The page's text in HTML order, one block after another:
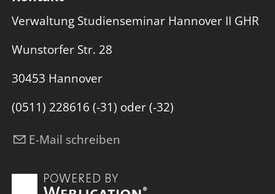
Verwaltung Studienseminar Hannover II GHR
Wunstorfer Str. 28
30453 Hannover
(0511) 228616 (-31) oder (-32)
E-Mail schreiben